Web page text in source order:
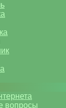
вопросы